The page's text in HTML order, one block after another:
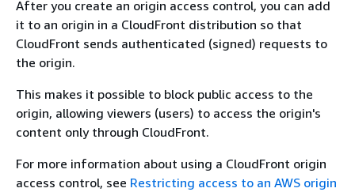
After you create an origin access control, you can add
it to an origin in a CloudFront distribution so that
CloudFront sends authenticated (signed) requests to
the origin.
This makes it possible to block public access to the
origin, allowing viewers (users) to access the origin's
content only through CloudFront.
For more information about using a CloudFront origin
access control, see Restricting access to an AWS origin